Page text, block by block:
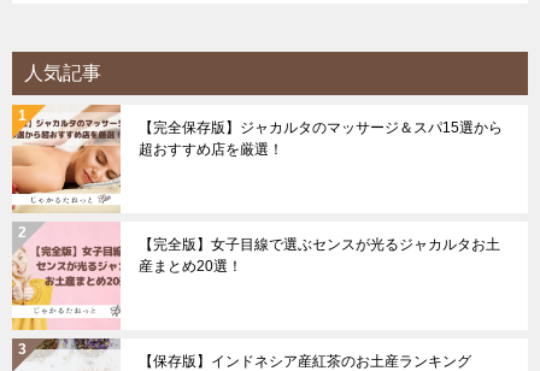
人気記事
【完全保存版】ジャカルタのマッサージ＆スパ15選から
超おすすめ店を厳選！
【完全版】女子目線で選ぶセンスが光るジャカルタお土
産まとめ20選！
【保存版】インドネシア産紅茶のお土産ランキング